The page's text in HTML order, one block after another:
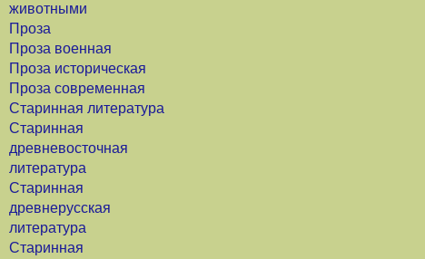
животными
Проза
Проза военная
Проза историческая
Проза современная
Старинная литература
Старинная
древневосточная
литература
Старинная
древнерусская
литература
Старинная